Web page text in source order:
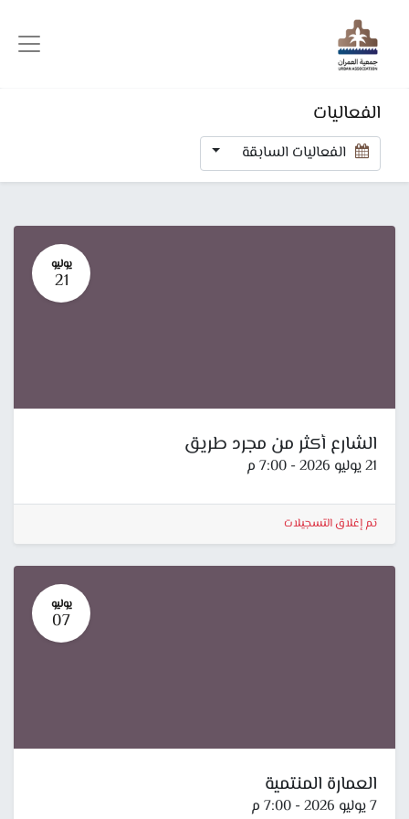
الفعاليات
الفعاليات السابقة
يوليو
21
الشارع أكثر من مجرد طريق
21 يوليو 2026 - 7:00 م
تم إغلاق التسجيلات
يوليو
07
العمارة المنتمية
7 يوليو 2026 - 7:00 م